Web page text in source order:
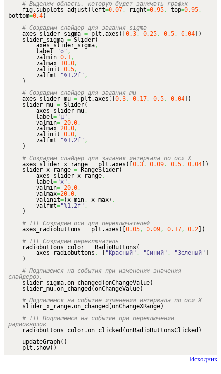
# Выделим область, которую будет занимать график
fig. subplots_adjust ( left=0.07, right=0.95, top=0.95,
bottom=0.4)
# Создадим слайдер для задания sigma
axes_slider_sigma = plt.axes ( 0.3, 0.25, 0.5, 0.04
)
slider_sigma = Slider(
axes_slider_sigma,
label="σ" ,
valmin=0.1,
valmax=10.0,
valinit=0.5,
valfmt="%1.2f" ,
)
# Создадим слайдер для задания mu
axes_slider_mu = plt.axes ( 0.3, 0.17, 0.5, 0.04
)
slider_mu = Slider(
axes_slider_mu,
label="μ" ,
valmin=-20.0,
valmax=20.0,
valinit=0.0,
valfmt="%1.2f" ,
)
# Создадим слайдер для задания интервала по оси X
axes_slider_x_range = plt.axes ( 0.3, 0.09, 0.5, 0.04
)
slider_x_range = RangeSlider(
axes_slider_x_range,
label="x" ,
valmin=-20.0,
valmax=20.0,
valinit=(x_min, x_max) ,
valfmt="%1.2f" ,
)
# !!! Создадим оси для переключателей
axes_radiobuttons = plt.axes ( 0.05, 0.09, 0.17, 0.2
)
# !!! Создадим переключатель
radiobuttons_color = RadioButtons (
axes_radiobuttons , "Красный" , "Синий" , "Зеленый"
)
# Подпишемся на события при изменении значения
слайдеров.
slider_sigma.on_changed (onChangeValue)
slider_mu.on_changed (onChangeValue)
# Подпишемся на событие изменения интервала по оси X
slider_x_range.on_changed (onChangeXRange)
# !!! Подпишемся на событие при переключении
радиокнопок
radiobuttons_color.on_clicked (onRadioButtonsClicked )
updateGraph( )
plt. show( )
Исходник